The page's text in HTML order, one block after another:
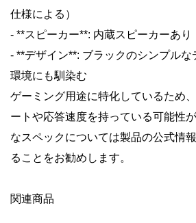
仕様による）
- **スピーカー**: 内蔵スピーカーあり
- **デザイン**: ブラックのシンプル
環境にも馴染む
ゲーミング用途に特化しているため
ートや応答速度を持っている可能性
なスペックについては製品の公式情
ることをお勧めします。
関連商品